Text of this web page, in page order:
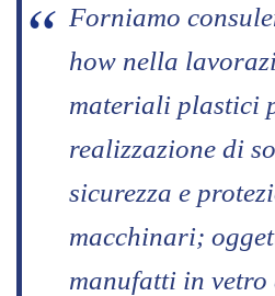
Forniamo
how nella
materiali plastici
realizzazione di
sicurezza e
macchinari;
manufatti in